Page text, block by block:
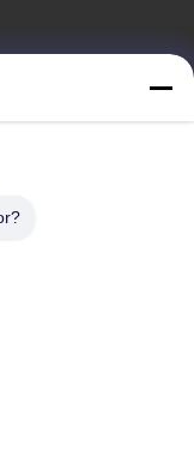
China